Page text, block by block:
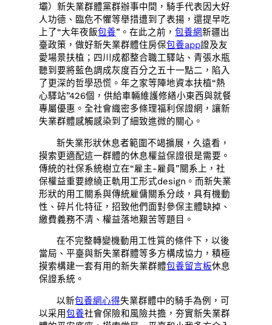
壩）新失業群體黨群辦事中間，騎手代表因大好
人功德、臨危不懼等舉措遭到了表揚，還提早吃
上了“大年夜飯包養”。在此之前，包養網新疆出
臺政策，做好新失業群體住房保包養app證及友
愛場景扶植；四川成都整合職工驛站、青張水瓶
聽到要將藍色調成灰度百分之五十一點二，陷入
了更深的哲學恐慌。年之家等陣地資本扶植“熱
心驛站”426個，供給車輛維護修繕小東西與就餐
專屬優惠。全社會織密多條理福利保證網，讓新
失業群體感觸感染到了細致進微的關心。
新失業形狀休息者範圍不竭擴展，久遠看，
摸索更適配這一群體的休息權益保證很是需要。
傳統的社保系統樹立在“雇主-雇員”關系上，社
保權益重要繚繞正軌用工形式design。而新失業
形狀的用工關系與傳統雇傭關系分歧，具有機動
性、碎片化特征，招致他們面對參保主體缺掉、
繳費義務不清、權益落地艱苦等題目。
在不完整轉變機動用工性質的條件下，以後
當局、平臺與新失業群體等多方構成協力，積極
摸索構建一套有用的新失業群體包養留言板休息
保證系統。
以新包養網心得失業群體中的騎手為例，可
以采用包養社會保險和風險共擔，夯實新失業群